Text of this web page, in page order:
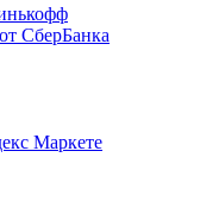
СберБанка
Маркете